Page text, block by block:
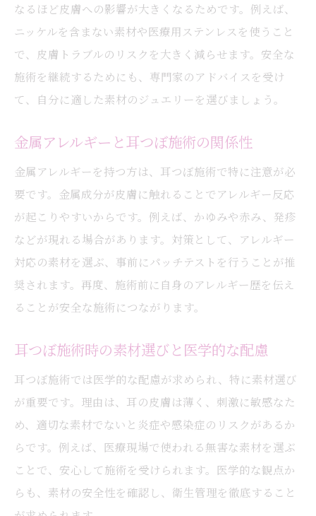
なるほど皮膚への影響が大きくなるためです。例えば、
ニッケルを含まない素材や医療用ステンレスを使うこと
で、皮膚トラブルのリスクを大きく減らせます。安全な
施術を継続するためにも、専門家のアドバイスを受け
て、自分に適した素材のジュエリーを選びましょう。
金属アレルギーと耳つぼ施術の関係性
金属アレルギーを持つ方は、耳つぼ施術で特に注意が必
要です。金属成分が皮膚に触れることでアレルギー反応
が起こりやすいからです。例えば、かゆみや赤み、発疹
などが現れる場合があります。対策として、アレルギー
対応の素材を選ぶ、事前にパッチテストを行うことが推
奨されます。再度、施術前に自身のアレルギー歴を伝え
ることが安全な施術につながります。
耳つぼ施術時の素材選びと医学的な配慮
耳つぼ施術では医学的な配慮が求められ、特に素材選び
が重要です。理由は、耳の皮膚は薄く、刺激に敏感なた
め、適切な素材でないと炎症や感染症のリスクがあるか
らです。例えば、医療現場で使われる無害な素材を選ぶ
ことで、安心して施術を受けられます。医学的な観点か
らも、素材の安全性を確認し、衛生管理を徹底すること